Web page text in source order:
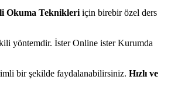
Okuma Teknikleri için birebir özel ders
yöntemdir. İster Online ister Kurumda
bir şekilde faydalanabilirsiniz. Hızlı ve